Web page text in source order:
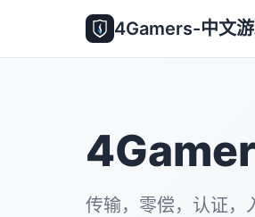
4Gamers-中文
传输，零偿，认证，